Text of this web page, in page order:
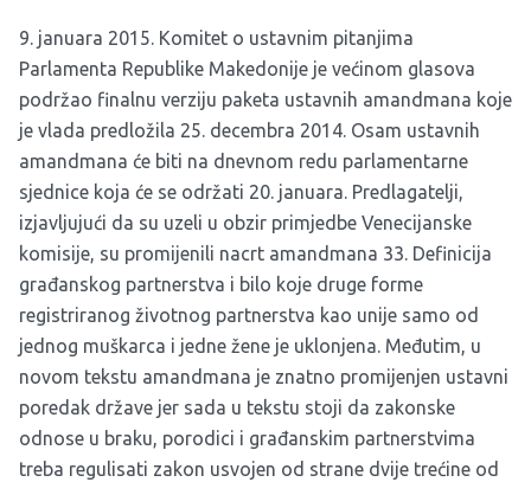
9. januara 2015. Komitet o ustavnim pitanjima
Parlamenta Republike Makedonije je većinom glasova
podržao finalnu verziju paketa ustavnih amandmana koje
je vlada predložila 25. decembra 2014. Osam ustavnih
amandmana će biti na dnevnom redu parlamentarne
sjednice koja će se održati 20. januara. Predlagatelji,
izjavljujući da su uzeli u obzir primjedbe Venecijanske
komisije, su promijenili nacrt amandmana 33. Definicija
građanskog partnerstva i bilo koje druge forme
registriranog životnog partnerstva kao unije samo od
jednog muškarca i jedne žene je uklonjena. Međutim, u
novom tekstu amandmana je znatno promijenjen ustavni
poredak države jer sada u tekstu stoji da zakonske
odnose u braku, porodici i građanskim partnerstvima
treba regulisati zakon usvojen od strane dvije trećine od